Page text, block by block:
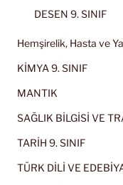
DESEN 9. SINIF
Hemşirelik, Hasta ve
KİMYA 9. SINIF
MANTIK
SAĞLIK BİLGİSİ VE
TARİH 9. SINIF
TÜRK DİLİ VE